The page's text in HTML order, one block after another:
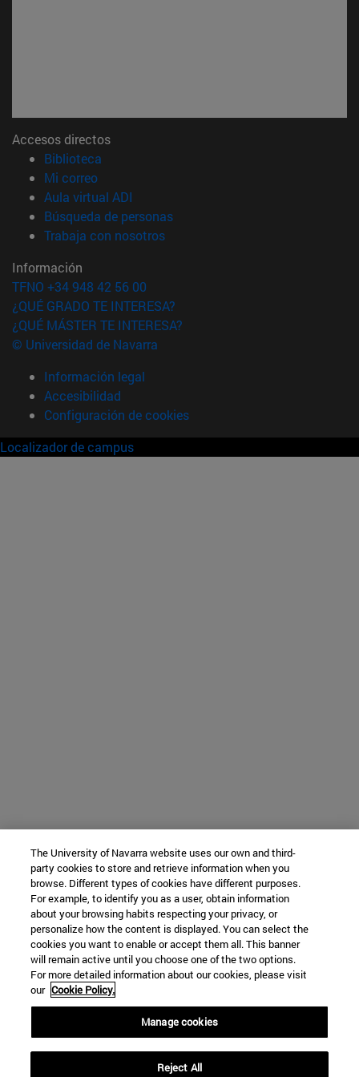
Accesos directos
Biblioteca
Mi correo(abre en nueva ventana)
Aula virtual ADI
Búsqueda de personas(abre en nueva ventana)
Trabaja con nosotros(abre en nueva ventana)
Información
TFNO +34 948 42 56 00
¿QUÉ GRADO TE INTERESA?
¿QUÉ MÁSTER TE INTERESA?
© Universidad de Navarra
Información legal
Accesibilidad
Configuración de cookies
Localizador de campus
The University of Navarra website uses our own and third-
party cookies to store and retrieve information when you
browse. Different types of cookies have different purposes.
For example, to identify you as a user, obtain information
about your browsing habits respecting your privacy, or
personalize how the content is displayed. You can select the
cookies you want to enable or accept them all. This banner
will remain active until you choose one of the two options.
For more detailed information about our cookies, please visit
our Cookie Policy.
Manage cookies
Reject All